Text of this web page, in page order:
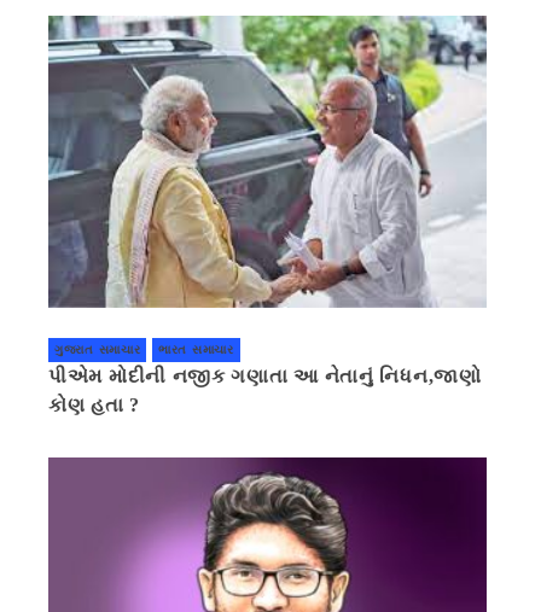
ગુજરાત સમાચાર ભારત સમાચાર
પીએમ મોદીની નજીક ગણાતા આ નેતાનું નિધન,જાણો
કોણ હતા ?